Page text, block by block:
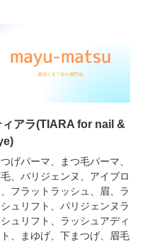
ィアラ(TIARA for nail &
つげパーマ、まつ毛パーマ、
毛、パリジェンヌ、アイブロ
フラットラッシュ、眉、ラ
シュリフト、パリジェンヌラ
シュリフト、ラッシュアディ
、まゆげ、下まつげ、眉毛